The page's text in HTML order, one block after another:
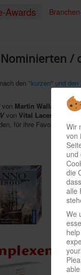
Awards
/
nach den "kurzen" und den
von Martin Wallace
von Vital Lacerda
für ihre Favoriten Wir
von
und
die
alle
We